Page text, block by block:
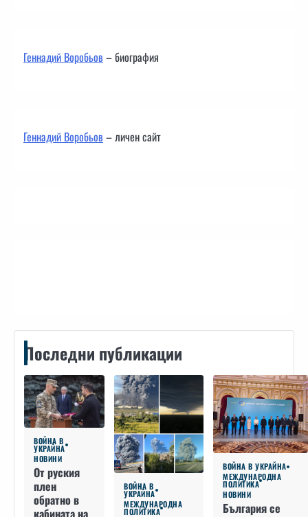
Геннадий Воробьов– биография
Геннадий Воробьов– личен сайт
Последни публикации
ВОЙНА В
УКРАЙНА
НОВИНИ
От руския
плен
обратно в
ВОЙНА В
УКРАЙНА
МЕЖДУНАРОДНА
ПОЛИТИКА
ВОЙНА В УКРАЙНА
МЕЖДУНАРОДНА
ПОЛИТИКА
НОВИНИ
България се